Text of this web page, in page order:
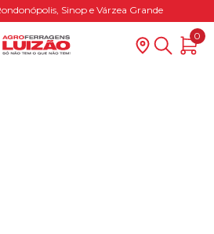
Sinop e Várzea Grande
0